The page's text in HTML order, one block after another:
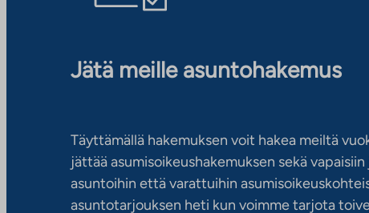
Jätä meille asuntohakemus
Täyttämällä hakemuksen voit hakea meiltä
jättää asumisoikeushakemuksen sekä
asuntoihin että varattuihin
asuntotarjouksen heti kun voimme tarjota